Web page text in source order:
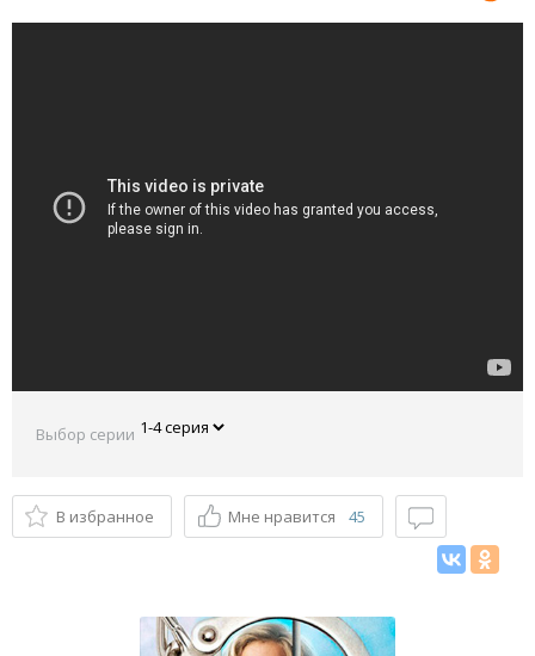
Выбор серии
В избранное Мне нравится 45